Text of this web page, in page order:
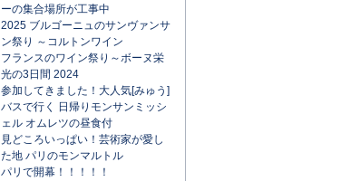
ーの集合場所が工事中
2025 ブルゴーニュのサンヴァンサ
ン祭り ～コルトンワイン
フランスのワイン祭り～ボーヌ栄
光の3日間 2024
参加してきました！大人気[みゅう]
バスで行く 日帰りモンサンミッシ
ェル オムレツの昼食付
見どころいっぱい！芸術家が愛し
た地 パリのモンマルトル
パリで開幕！！！！！